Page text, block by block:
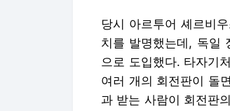
당시 아르투어 셰르비
치를 발명했는데, 독일
으로 도입했다. 타자기
여러 개의 회전판이 돌
과 받는 사람이 회전판